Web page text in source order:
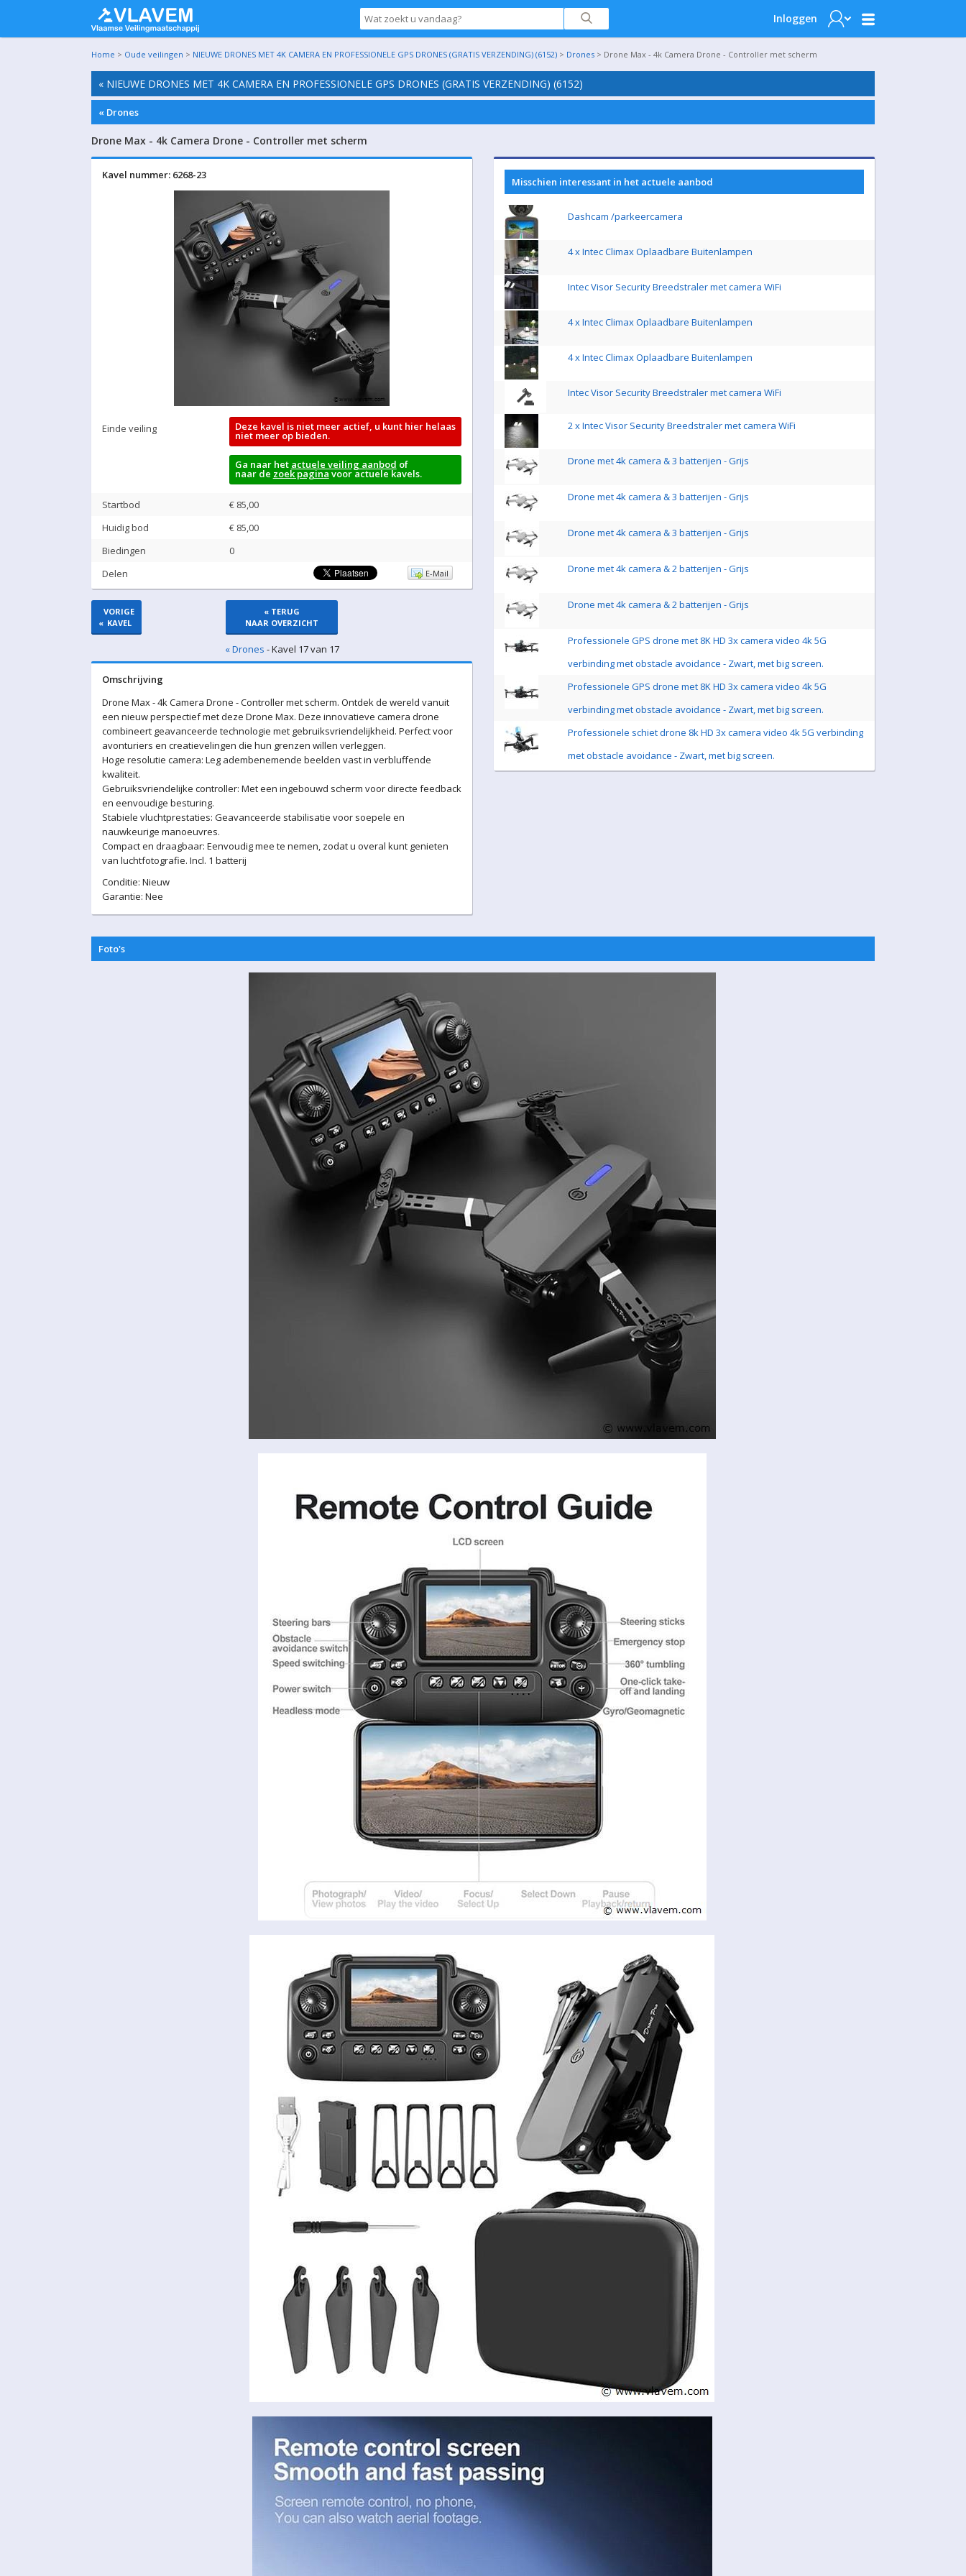
Inloggen
Home > Oude veilingen > NIEUWE DRONES MET 4K CAMERA EN PROFESSIONELE GPS DRONES (GRATIS VERZENDING) (6152) > Drones > Drone Max - 4k Camera Drone - Controller met scherm
« NIEUWE DRONES MET 4K CAMERA EN PROFESSIONELE GPS DRONES (GRATIS VERZENDING) (6152)
« Drones
Drone Max - 4k Camera Drone - Controller met scherm
Kavel nummer: 6268-23
Einde veiling Deze kavel is niet meer actief, u kunt hier helaas
niet meer op bieden.
Ga naar het actuele veiling aanbod of
naar de zoek paginavoor actuele kavels.
Startbod
€ 85,00
Huidig bod
€ 85,00
Biedingen
0
Delen
E-Mail
«
VORIGE
KAVEL
« TERUG
NAAR OVERZICHT
« Drones - Kavel 17 van 17
Omschrijving
Drone Max - 4k Camera Drone - Controller met scherm. Ontdek de wereld vanuit
een nieuw perspectief met deze Drone Max. Deze innovatieve camera drone
combineert geavanceerde technologie met gebruiksvriendelijkheid. Perfect voor
avonturiers en creatievelingen die hun grenzen willen verleggen.
Hoge resolutie camera: Leg adembenemende beelden vast in verbluffende
kwaliteit.
Gebruiksvriendelijke controller: Met een ingebouwd scherm voor directe feedback
en eenvoudige besturing.
Stabiele vluchtprestaties: Geavanceerde stabilisatie voor soepele en
nauwkeurige manoeuvres.
Compact en draagbaar: Eenvoudig mee te nemen, zodat u overal kunt genieten
van luchtfotografie. Incl. 1 batterij
Conditie: Nieuw
Garantie: Nee
Misschien interessant in het actuele aanbod
Dashcam /parkeercamera
4 x Intec Climax Oplaadbare Buitenlampen
Intec Visor Security Breedstraler met camera WiFi
4 x Intec Climax Oplaadbare Buitenlampen
4 x Intec Climax Oplaadbare Buitenlampen
Intec Visor Security Breedstraler met camera WiFi
2 x Intec Visor Security Breedstraler met camera WiFi
Drone met 4k camera & 3 batterijen - Grijs
Drone met 4k camera & 3 batterijen - Grijs
Drone met 4k camera & 3 batterijen - Grijs
Drone met 4k camera & 2 batterijen - Grijs
Drone met 4k camera & 2 batterijen - Grijs
Professionele GPS drone met 8K HD 3x camera video 4k 5G
verbinding met obstacle avoidance - Zwart, met big screen.
Professionele GPS drone met 8K HD 3x camera video 4k 5G
verbinding met obstacle avoidance - Zwart, met big screen.
Professionele schiet drone 8k HD 3x camera video 4k 5G verbinding
met obstacle avoidance - Zwart, met big screen.
Foto's